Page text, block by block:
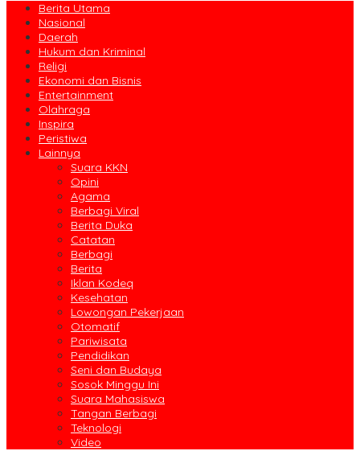
Berita Utama
Nasional
Daerah
Hukum dan Kriminal
Religi
Ekonomi dan Bisnis
Entertainment
Olahraga
Inspira
Peristiwa
Lainnya
Suara KKN
Opini
Agama
Berbagi Viral
Berita Duka
Catatan
Berbagi
Berita
Iklan Kodeq
Kesehatan
Lowongan Pekerjaan
Otomatif
Pariwisata
Pendidikan
Seni dan Budaya
Sosok Minggu Ini
Suara Mahasiswa
Tangan Berbagi
Teknologi
Video